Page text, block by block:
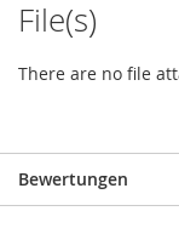
File(s)
There are no file
Bewertungen